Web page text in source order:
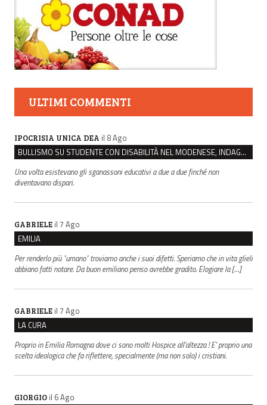
ULTIMI COMMENTI
IPOCRISIA UNICA DEA il 8 Ago
BULLISMO SU STUDENTE CON DISABILITÀ NEL MODENESE, INDAGATI DUE RAGAZZI DI 16 ANNI
Una volta esistevano gli sganassoni educativi a due a due finché non
diventavano dispari.
GABRIELE il 7 Ago
EMILIA
Per renderlo più "umano" troviamo anche i suoi difetti. Speriamo che in vita glieli
abbiano fatti notare. Da buon emiliano penso avrebbe gradito. Elogiare la […]
GABRIELE il 7 Ago
LA CURA
Proprio in Emilia Romagna dove ci sono molti Hospice all’altezza ! E’ proprio una
scelta ideologica che fa riflettere, specialmente (ma non solo) i cristiani.
GIORGIO il 6 Ago